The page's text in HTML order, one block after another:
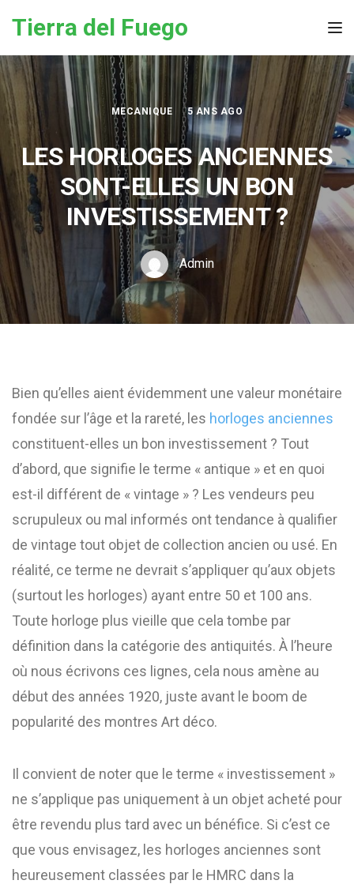
Tierra del Fuego
MECANIQUE 5 ANS AGO
LES HORLOGES ANCIENNES
SONT-ELLES UN BON
INVESTISSEMENT ?
Admin
Bien qu’elles aient évidemment une valeur monétaire
fondée sur l’âge et la rareté, les horloges anciennes
constituent-elles un bon investissement ? Tout
d’abord, que signifie le terme « antique » et en quoi
est-il différent de « vintage » ? Les vendeurs peu
scrupuleux ou mal informés ont tendance à qualifier
de vintage tout objet de collection ancien ou usé. En
réalité, ce terme ne devrait s’appliquer qu’aux objets
(surtout les horloges) ayant entre 50 et 100 ans.
Toute horloge plus vieille que cela tombe par
définition dans la catégorie des antiquités. À l’heure
où nous écrivons ces lignes, cela nous amène au
début des années 1920, juste avant le boom de
popularité des montres Art déco.
Il convient de noter que le terme « investissement »
ne s’applique pas uniquement à un objet acheté pour
être revendu plus tard avec un bénéfice. Si c’est ce
que vous envisagez, les horloges anciennes sont
heureusement classées par le HMRC dans la